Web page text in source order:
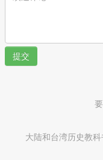
提交
大陆和台湾历史教